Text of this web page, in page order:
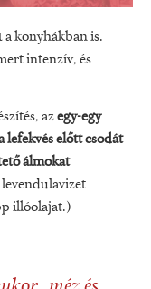
a konyhákban is.
intenzív, és
azegy-egy
lefekvés előtt csodát
álmokat
illóolajat.)